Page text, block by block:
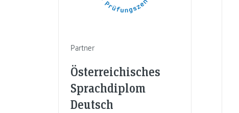
Partner
Österreichisches
Sprachdiplom
Deutsch